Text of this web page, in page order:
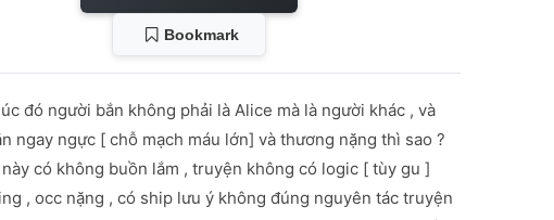
Bookmark
đó người bắn không phải là Alice mà là người khác , và
ngay ngực [ chỗ mạch máu lớn] và thương nặng thì sao ?
có không buồn lắm , truyện không có logic [ tùy gu ]
, occ nặng , có ship lưu ý không đúng nguyên tác truyện